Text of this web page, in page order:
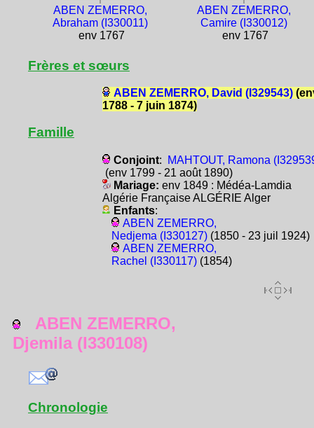
ABEN ZEMERRO,
Abraham (I330011)
env 1767
ABEN ZEMERRO,
Camire (I330012)
env 1767
Frères et sœurs
ABEN ZEMERRO, David (I329543)
1788 - 7 juin 1874)
Famille
Conjoint:
MAHTOUT, Ramona
(env 1799 - 21 août 1890)
Mariage: env 1849 : Médéa-Lamdia
Algérie Française ALGÉRIE Alger
Enfants:
ABEN ZEMERRO,
Nedjema (I330127)(1850 - 23 juil 1924)
ABEN ZEMERRO,
Rachel (I330117)(1854)
ABEN ZEMERRO,
Djemila (I330108)
Chronologie